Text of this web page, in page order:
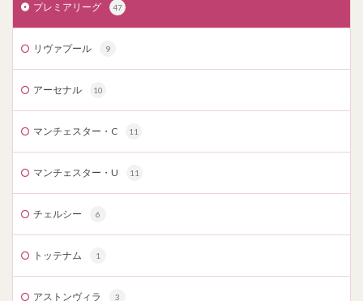
プレミアリーグ 47
リヴァプール 9
アーセナル 10
マンチェスター・C 11
マンチェスター・U 11
チェルシー 6
トッテナム 1
アストンヴィラ 3